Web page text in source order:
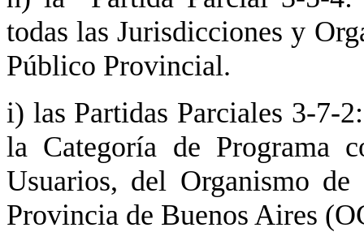
todas las Jurisdicciones y
Público Provincial.
i) las Partidas Parciales 3-7-
la Categoría de Programa
Usuarios, del Organismo
Provincia de Buenos Aires